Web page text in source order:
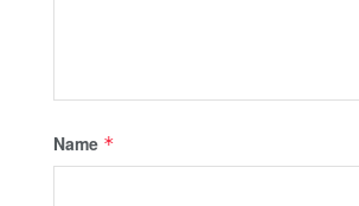
Name *